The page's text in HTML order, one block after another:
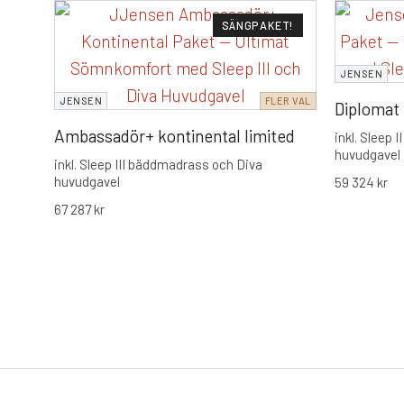
SÄNGPAKET!
JENSEN FLER VAL
Ambassadör+ kontinental limited
inkl. Sleep III bäddmadrass och Diva
huvudgavel
67 287kr
JENSEN
inkl. Sleep
huvudgavel
59 324 kr